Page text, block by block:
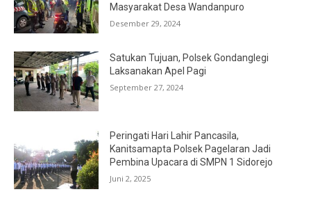
Masyarakat Desa Wandanpuro
Desember 29, 2024
Satukan Tujuan, Polsek Gondanglegi
Laksanakan Apel Pagi
September 27, 2024
Peringati Hari Lahir Pancasila,
Kanitsamapta Polsek Pagelaran Jadi
Pembina Upacara di SMPN 1 Sidorejo
Juni 2, 2025